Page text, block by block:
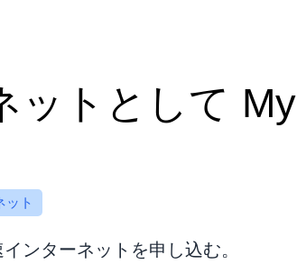
ットとして
ット
ンターネットを申し込む。